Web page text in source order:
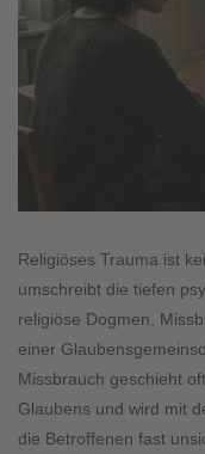
Religiöses Trauma ist
umschreibt die tiefen
religiöse Dogmen,
einer
Missbrauch geschieht
Glaubens und wird mit
die Betroffenen fast